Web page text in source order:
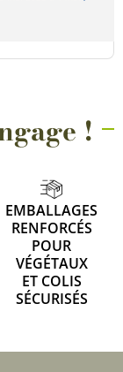
!
EMBALLAGES
RENFORCÉS
POUR
VÉGÉTAUX
ET COLIS
SÉCURISÉS